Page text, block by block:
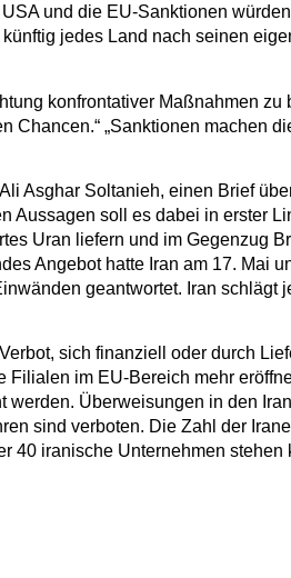
und die EU-Sanktionen
jedes Land nach seinen
konfrontativer Maßnahmen zu
Chancen.“ „Sanktionen machen
Asghar Soltanieh, einen Brief
Aussagen soll es dabei in erster
Uran liefern und im Gegenzug
Angebot hatte Iran am 17. Mai
geantwortet. Iran schlägt
sich finanziell oder durch
im EU-Bereich mehr
Überweisungen in den
sind verboten. Die Zahl der
40 iranische Unternehmen stehen